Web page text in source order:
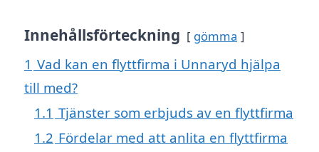
Innehållsförteckning gömma
1 Vad kan en flyttfirma i Unnaryd hjälpa
till med?
1.1 Tjänster som erbjuds av en flyttfirma
1.2 Fördelar med att anlita en flyttfirma